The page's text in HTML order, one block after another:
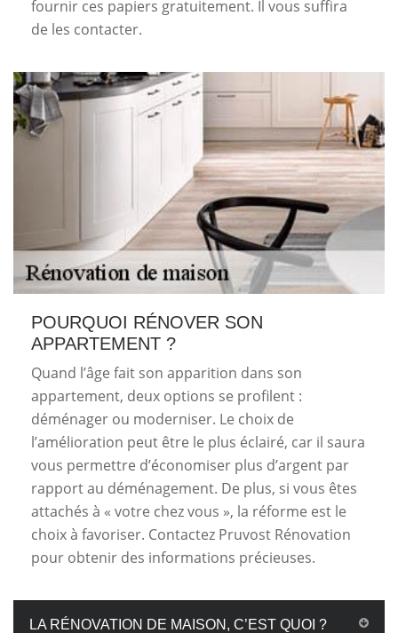
fournir ces papiers gratuitement. Il vous suffira
de les contacter.
POURQUOI RÉNOVER SON
APPARTEMENT ?
Quand l’âge fait son apparition dans son
appartement, deux options se profilent :
déménager ou moderniser. Le choix de
l’amélioration peut être le plus éclairé, car il saura
vous permettre d’économiser plus d’argent par
rapport au déménagement. De plus, si vous êtes
attachés à « votre chez vous », la réforme est le
choix à favoriser. Contactez Pruvost Rénovation
pour obtenir des informations précieuses.
LA RÉNOVATION DE MAISON, C’EST QUOI ?